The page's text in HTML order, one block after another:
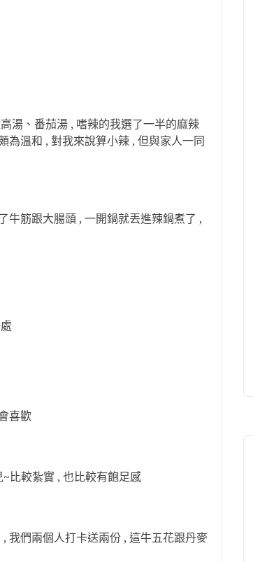
湯、番茄湯 , 嗜辣的我選了一半的麻辣
為溫和 , 對我來說算小辣 , 但與家人一同
牛筋跟大腸頭 , 一開鍋就丟進辣鍋煮了 ,
喜歡
比較紮實 , 也比較有飽足感
我們兩個人打卡送兩份 , 這牛五花跟丹麥